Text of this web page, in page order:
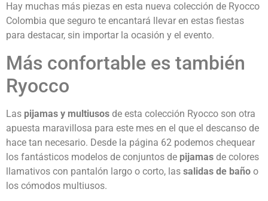
Hay muchas más piezas en esta nueva colección de Ryocco
Colombia que seguro te encantará llevar en estas fiestas
para destacar, sin importar la ocasión y el evento.
Más confortable es también
Ryocco
Las pijamas y multiusos de esta colección Ryocco son otra
apuesta maravillosa para este mes en el que el descanso de
hace tan necesario. Desde la página 62 podemos chequear
los fantásticos modelos de conjuntos de pijamas de colores
llamativos con pantalón largo o corto, las salidas de baño o
los cómodos multiusos.